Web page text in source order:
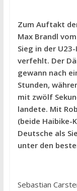
Zum Auftakt
Max Brandl
Sieg in der
verfehlt. Der
gewann nach
Stunden,
mit zwölf
landete. Mit
(beide Haibike-
Deutsche als
unter den
Sebastian